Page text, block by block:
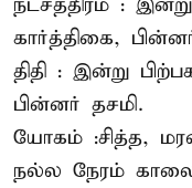
கார்த்திகை,
திதி : இன்று
பின்னர் தசமி.
யோகம் :சித்த,
நல்ல நேரம் காலை